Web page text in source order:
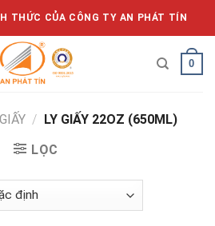
THỨC CỦA CÔNG TY AN PHÁT TÍN
0
/ LY GIẤY 22OZ (650ML)
LỌC